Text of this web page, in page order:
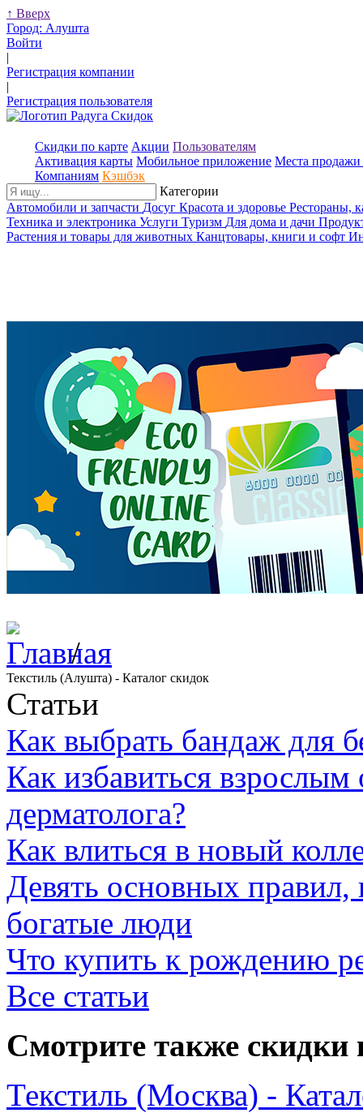
↑ Вверх
Город: Алушта
Войти
|
Регистрация компании
|
Регистрация пользователя
Скидки по карте Акции Пользователям
Активация карты Мобильное приложение Места продажи
Компаниям Кэшбэк
Категории
Автомобили и запчасти Досуг Красота и здоровье Рестораны,
Техника и электроника Услуги Туризм Для дома и дачи
Растения и товары для животных Канцтовары, книги и софт
/
Текстиль (Алушта) - Каталог скидок
Статьи
Как выбрать бандаж для
Как избавиться
дерматолога?
Как влиться в новый
Девять основных
богатые люди
Что купить к рождению
Все статьи
Смотрите также скидки
Текстиль (Москва) -